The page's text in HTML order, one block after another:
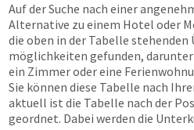
Auf der Suche nach einer
Alternative zu einem Hotel oder
die oben in der Tabelle
möglichkeiten gefunden, darunter
ein Zimmer oder eine
Sie können diese Tabelle nach
aktuell ist die Tabelle nach der
geordnet. Dabei werden die